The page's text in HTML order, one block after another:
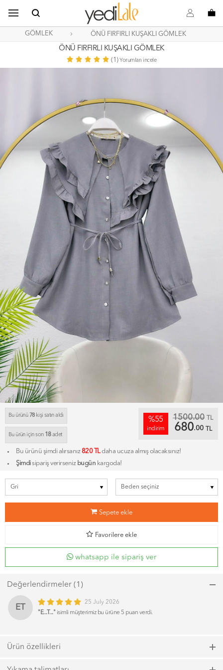
s o B
GÖMLEK ÖNÜ FIRFIRLI KUŞAKLI GÖMLEK
ÖNÜ FIRFIRLI KUŞAKLI GÖMLEK
(1)Yorumları incele
Bu ürünü 78kişi satın aldı
Bu ürün için son 18adet
%55
indirim
1500.00 TL
680.00 TL
Bu ürünü şimdi alırsanız820 TLdaha ucuza almış olacaksınız!
Şimdisipariş verirseniz bugün kargoda!
b Sepete ekle
d Favorilere ekle
whatsapp ile sipariş ver
Değerlendirmeler (1)
ET
25 July 2026
"E...T..." isimli müşterimiz bu ürüne 5 puan verdi.
Ürün özellikleri